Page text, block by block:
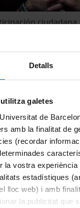
Detalls
galetes
de
amb la finalitat de
(recordar
la vostra experiència
estadístiques
lloc web) i amb
la publicitat que
ciudadana
cultural